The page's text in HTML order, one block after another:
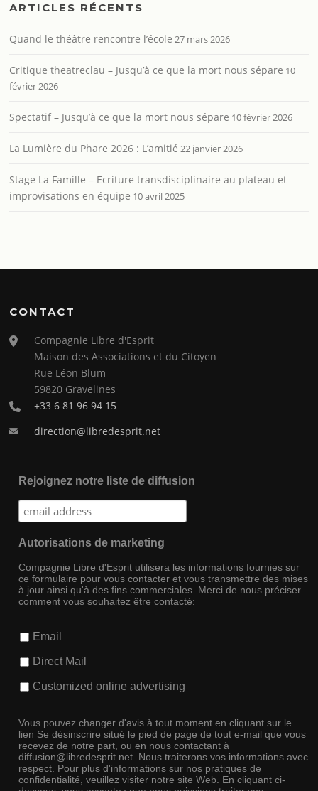
ARTICLES RÉCENTS
Quand le théâtre rencontre l’école 27 mars 2026
Critique theatreclau – Jusqu’à ce que la mort nous sépare 10
février 2026
Spectatif – Jusqu’à ce que la mort nous sépare 10 février 2026
La Lumière du Phare 2026 : L’amitié 22 janvier 2026
Stage La Famille – Ecriture transdisciplinaire au plateau et
improvisations en équipe 10 avril 2025
CONTACT
Compagnie Libre d'Esprit
Maison des Associations et du Citoyen
Rue Léon Blum
59820 Gravelines
+33 6 81 96 94 15
direction@libredesprit.net
Rejoignez notre liste de diffusion
Autorisations de marketing
Compagnie Libre d'Esprit utilisera les informations fournies sur
ce formulaire pour vous contacter et vous transmettre des mises
à jour ainsi qu'à des fins commerciales. Merci de nous préciser
comment vous souhaitez être contacté:
Email
Direct Mail
Customized online advertising
Vous pouvez changer d'avis à tout moment en cliquant sur le
lien Se désinscrire situé le pied de page de tout e-mail que vous
recevez de notre part, ou en nous contactant à
diffusion@libredesprit.net. Nous traiterons vos informations avec
respect. Pour plus d'informations sur nos pratiques de
confidentialité, veuillez visiter notre site Web. En cliquant ci-